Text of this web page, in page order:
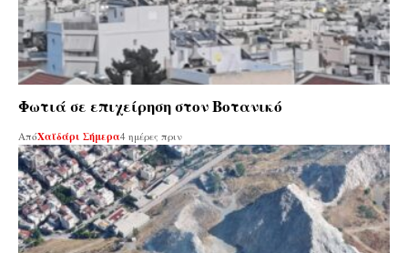
Φωτιά σε επιχείρηση στον Βοτανικό
ΑπόΧαϊδάρι Σήμερα4 ημέρες πριν